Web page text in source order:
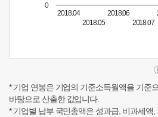
2018.04
2018.05
2018.06
2018.07
0
* 기업 연봉은 기업의 기준소득월액을 기준
바탕으로 산출한 값입니다.
* 기업별 납부 국민총액은 성과급, 비과세액